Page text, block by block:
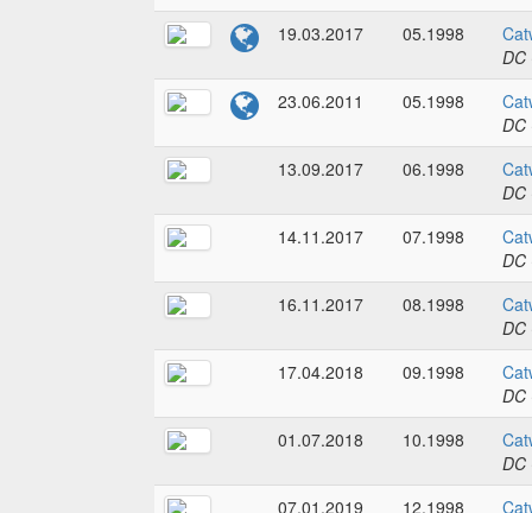
19.03.2017
05.1998
DC
23.06.2011
05.1998
DC
13.09.2017
06.1998
DC
14.11.2017
07.1998
DC
16.11.2017
08.1998
DC
17.04.2018
09.1998
DC
01.07.2018
10.1998
DC
07.01.2019
12.1998